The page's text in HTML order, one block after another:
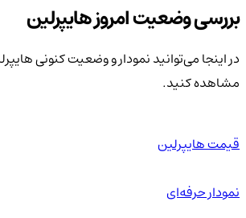
بررسی وضعیت امروز هایپرلین
در اینجا می‌توانید نمودار و وضعیت کنونی
مشاهده کنید.
قیمت هایپرلین
نمودار حرفه‌ای